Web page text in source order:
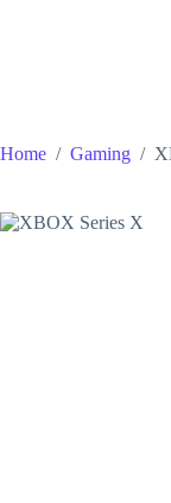
Home / Gaming /